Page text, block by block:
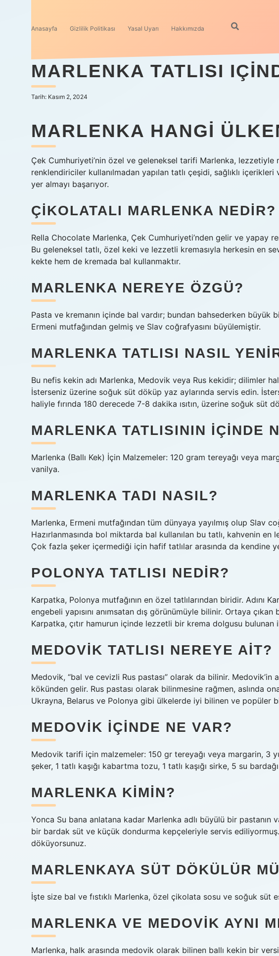
Anasayfa Gizlilik Politikası Yasal Uyarı Hakkımızda
MARLENKA TATLISI
Tarih: Kasım 2, 2024
MARLENKA HANGI
Çek Cumhuriyeti’nin özel ve geleneksel tarifi Marlenka,
renklendiriciler kullanılmadan yapılan tatlı çeşidi, sağlıklı
yer almayı başarıyor.
ÇIKOLATALI MARLENKA NEDIR?
Rella Chocolate Marlenka, Çek Cumhuriyeti’nden gelir ve yapay
Bu geleneksel tatlı, özel keki ve lezzetli kremasıyla herkesin en
kekte hem de kremada bal kullanmaktır.
MARLENKA NEREYE ÖZGÜ?
Pasta ve kremanın içinde bal vardır; bundan bahsederken
Ermeni mutfağından gelmiş ve Slav coğrafyasını büyülemiştir.
MARLENKA TATLISI NASIL
Bu nefis kekin adı Marlenka, Medovik veya Rus kekidir; dilimler
İsterseniz üzerine soğuk süt döküp yaz aylarında servis edin.
haliyle fırında 180 derecede 7-8 dakika ısıtın, üzerine soğuk süt
MARLENKA TATLISININ IÇINDE
Marlenka (Ballı Kek) İçin Malzemeler: 120 gram tereyağı veya
vanilya.
MARLENKA TADI NASIL?
Marlenka, Ermeni mutfağından tüm dünyaya yayılmış olup Slav
Hazırlanmasında bol miktarda bal kullanılan bu tatlı, kahvenin
Çok fazla şeker içermediği için hafif tatlılar arasında da kendine
POLONYA TATLISI NEDIR?
Karpatka, Polonya mutfağının en özel tatlılarından biridir. Adını
engebeli yapısını anımsatan dış görünümüyle bilinir. Ortaya
Karpatka, çıtır hamurun içinde lezzetli bir krema dolgusu bulunan
MEDOVIK TATLISI NEREYE AIT?
Medovik, “bal ve cevizli Rus pastası” olarak da bilinir. Medovik’in
kökünden gelir. Rus pastası olarak bilinmesine rağmen, aslında
Ukrayna, Belarus ve Polonya gibi ülkelerde iyi bilinen ve popüler
MEDOVIK IÇINDE NE VAR?
Medovik tarifi için malzemeler: 150 gr tereyağı veya margarin, 3
şeker, 1 tatlı kaşığı kabartma tozu, 1 tatlı kaşığı sirke, 5 su
MARLENKA KIMIN?
Yonca Su bana anlatana kadar Marlenka adlı büyülü bir pastanın
bir bardak süt ve küçük dondurma kepçeleriyle servis
döküyorsunuz.
MARLENKAYA SÜT DÖKÜLÜR
İşte size bal ve fıstıklı Marlenka, özel çikolata sosu ve soğuk süt
MARLENKA VE MEDOVIK AYNI
Marlenka, halk arasında medovik olarak bilinen ballı kekin bir